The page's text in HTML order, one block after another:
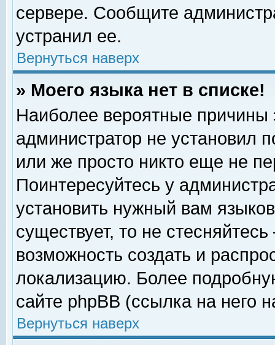
сервере. Сообщите
устранил ее.
Вернуться наверх
» Моего языка нет в списке!
Наиболее вероятные причины
администратор не установил
или же просто никто еще не
Поинтересуйтесь у
установить нужный вам
существует, то не
возможность создать и
локализацию. Более
сайте phpBB (ссылка на него
Вернуться наверх